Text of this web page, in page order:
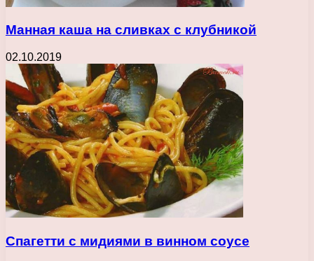
Манная каша на сливках с клубникой
02.10.2019
Спагетти с мидиями в винном соусе